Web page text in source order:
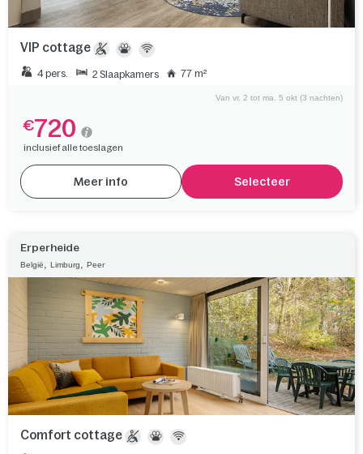
VIP cottage
4 pers. 2 Slaapkamers 77 m²
Van vr. 2 tot ma. 5 okt (3 nachten)
€720
inclusief alle toeslagen
Meer info Selecteer
Erperheide
België Limburg Peer
Comfort cottage